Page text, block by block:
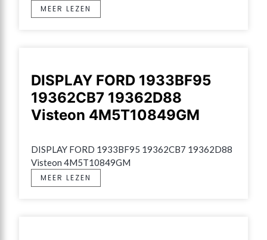
MEER LEZEN
DISPLAY FORD 1933BF95
19362CB7 19362D88
Visteon 4M5T10849GM
DISPLAY FORD 1933BF95 19362CB7 19362D88
Visteon 4M5T10849GM
MEER LEZEN